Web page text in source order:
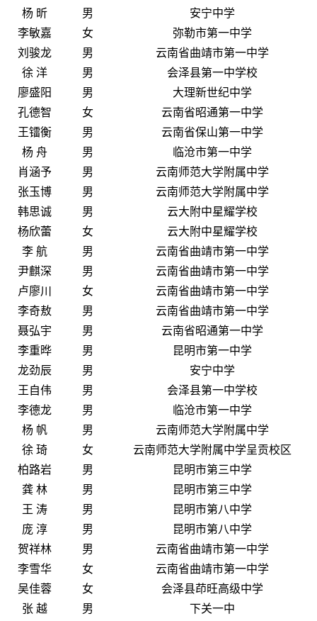
杨 昕
男
安宁中学
李敏嘉
女
弥勒市第一中学
刘骏龙
男
云南省曲靖市第一中学
徐 洋
男
会泽县第一中学校
廖盛阳
男
大理新世纪中学
孔德智
女
云南省昭通第一中学
王镭衡
男
云南省保山第一中学
杨 舟
男
临沧市第一中学
肖涵予
男
云南师范大学附属中学
张玉博
男
云南师范大学附属中学
韩思诚
男
云大附中星耀学校
杨欣蕾
女
云大附中星耀学校
李 航
男
云南省曲靖市第一中学
尹麒深
男
云南省曲靖市第一中学
卢廖川
女
云南省曲靖市第一中学
李奇敖
男
云南省曲靖市第一中学
聂弘宇
男
云南省昭通第一中学
李重晔
男
昆明市第一中学
龙劲辰
男
安宁中学
王自伟
男
会泽县第一中学校
李德龙
男
临沧市第一中学
杨 帆
男
云南师范大学附属中学
徐 琦
女
云南师范大学附属中学呈贡校区
柏路岩
男
昆明市第三中学
龚 林
男
昆明市第三中学
王 涛
男
昆明市第八中学
庞 淳
男
昆明市第八中学
贺祥林
男
云南省曲靖市第一中学
李雪华
女
云南省曲靖市第一中学
吴佳蓉
女
会泽县茚旺高级中学
张 越
男
下关一中